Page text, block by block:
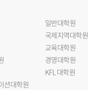
일반대학원
국제지역대학원
교육대학원
경영대학원
KFL 대학원
션대학원